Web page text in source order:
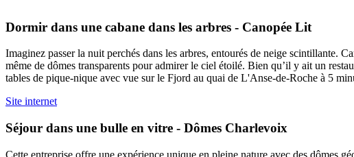
Dormir dans une cabane dans les arbres - Canopée Lit
Imaginez passer la nuit perchés dans les arbres, entourés de neige scintillante.
même de dômes transparents pour admirer le ciel étoilé. Bien qu’il y ait un
tables de pique-nique avec vue sur le Fjord au quai de L'Anse-de-Roche à 5
Site internet
Séjour dans une bulle en vitre - Dômes Charlevoix
Cette entreprise offre une expérience unique en pleine nature avec des dômes